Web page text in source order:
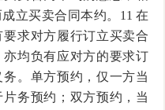
立买卖合同本约。11 在
求对方履行订立买卖合
均负有应对方的要求订
。单方预约，仅一方当
务预约；双方预约，当